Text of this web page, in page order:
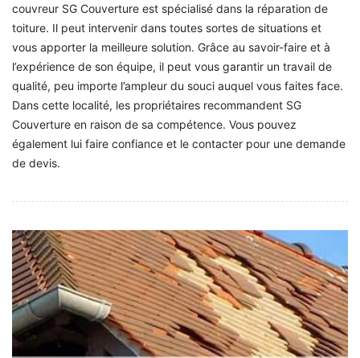
couvreur SG Couverture est spécialisé dans la réparation de
toiture. Il peut intervenir dans toutes sortes de situations et
vous apporter la meilleure solution. Grâce au savoir-faire et à
l’expérience de son équipe, il peut vous garantir un travail de
qualité, peu importe l’ampleur du souci auquel vous faites face.
Dans cette localité, les propriétaires recommandent SG
Couverture en raison de sa compétence. Vous pouvez
également lui faire confiance et le contacter pour une demande
de devis.